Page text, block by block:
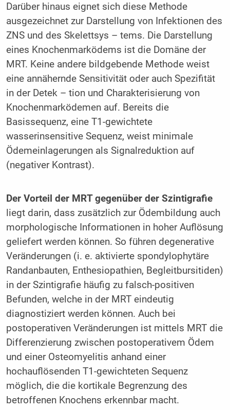
Darüber hinaus eignet sich diese Methode
ausgezeichnet zur Darstellung von Infektionen des
ZNS und des Skelettsys – tems. Die Darstellung
eines Knochenmarködems ist die Domäne der
MRT. Keine andere bildgebende Methode weist
eine annähernde Sensitivität oder auch Spezifität
in der Detek – tion und Charakterisierung von
Knochenmarködemen auf. Bereits die
Basissequenz, eine T1-gewichtete
wasserinsensitive Sequenz, weist minimale
Ödemeinlagerungen als Signalreduktion auf
(negativer Kontrast).
Der Vorteil der MRT gegenüber der Szintigrafie
liegt darin, dass zusätzlich zur Ödembildung auch
morphologische Informationen in hoher Auflösung
geliefert werden können. So führen degenerative
Veränderungen (i. e. aktivierte spondylophytäre
Randanbauten, Enthesiopathien, Begleitbursitiden)
in der Szintigrafie häufig zu falsch-positiven
Befunden, welche in der MRT eindeutig
diagnostiziert werden können. Auch bei
postoperativen Veränderungen ist mittels MRT die
Differenzierung zwischen postoperativem Ödem
und einer Osteomyelitis anhand einer
hochauflösenden T1-gewichteten Sequenz
möglich, die die kortikale Begrenzung des
betroffenen Knochens erkennbar macht.